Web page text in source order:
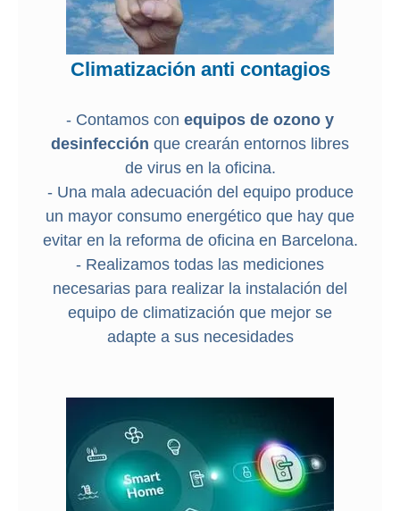
Climatización anti contagios
- Contamos con equipos de ozono y
desinfección que crearán entornos libres
de virus en la oficina.
- Una mala adecuación del equipo produce
un mayor consumo energético que hay que
evitar en la reforma de oficina en Barcelona.
- Realizamos todas las mediciones
necesarias para realizar la instalación del
equipo de climatización que mejor se
adapte a sus necesidades